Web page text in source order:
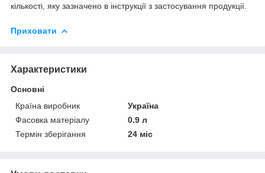
кількості, яку зазначено в інструкції з застосування продукції.
Приховати
Характеристики
Основні
Країна виробник
Україна
Фасовка матеріалу
0.9 л
Термін зберігання
24 міс